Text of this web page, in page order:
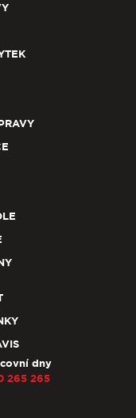
dny
265 265